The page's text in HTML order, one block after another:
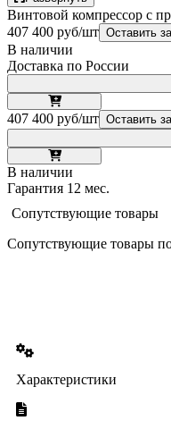
Винтовой компрессор с
407 400 руб/шт Оставить
В наличии
Доставка по России
407 400 руб/шт Оставить
В наличии
Гарантия 12 мес.
Сопутствующие товары
Сопутствующие товары
Характеристики